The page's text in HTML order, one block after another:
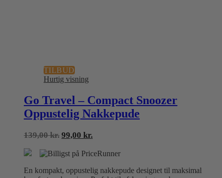
TILBUD
Hurtig visning
Go Travel – Compact Snoozer
Oppustelig Nakkepude
139,00kr. Den
pris
139,00 kr..
99,00 kr.
pris
99,00 kr..
En kompakt, oppustelig nakkepude designet til maksimal